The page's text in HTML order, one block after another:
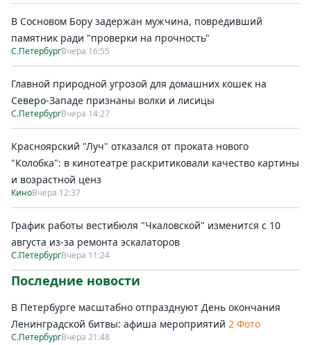
В Сосновом Бору задержан мужчина, повредивший
памятник ради "проверки на прочность"
С.ПетербургВчера 16:55
Главной природной угрозой для домашних кошек на
Северо-Западе признаны волки и лисицы
С.ПетербургВчера 14:27
Красноярский "Луч" отказался от проката нового
"Колобка": в кинотеатре раскритиковали качество картины
и возрастной ценз
КиноВчера 12:37
График работы вестибюля "Чкаловской" изменится с 10
августа из-за ремонта эскалаторов
С.ПетербургВчера 11:24
Последние новости
В Петербурге масштабно отпразднуют День окончания
Ленинградской битвы: афиша мероприятий 2 Фото
С.ПетербургВчера 21:48